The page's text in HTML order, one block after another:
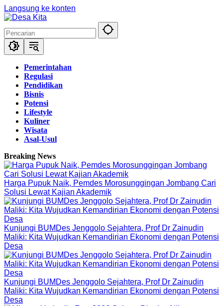
Langsung ke konten
Pemerintahan
Regulasi
Pendidikan
Bisnis
Potensi
Lifestyle
Kuliner
Wisata
Asal-Usul
Breaking News
Harga Pupuk Naik, Pemdes Morosunggingan Jombang Cari
Solusi Lewat Kajian Akademik
Kunjungi BUMDes Jenggolo Sejahtera, Prof Dr Zainudin
Maliki: Kita Wujudkan Kemandirian Ekonomi dengan Potensi
Desa
Kunjungi BUMDes Jenggolo Sejahtera, Prof Dr Zainudin
Maliki: Kita Wujudkan Kemandirian Ekonomi dengan Potensi
Desa